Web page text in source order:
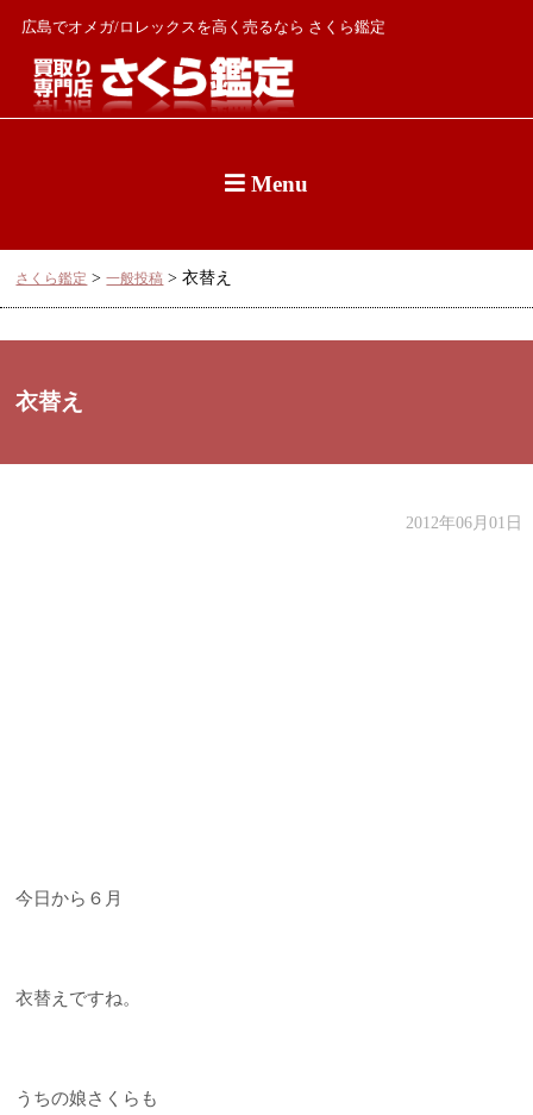
広島でオメガ/ロレックスを高く売るなら さくら鑑定
Menu
さくら鑑定 >一般投稿 >衣替え
衣替え
2012年06月01日
今日から６月
衣替えですね。
うちの娘さくらも